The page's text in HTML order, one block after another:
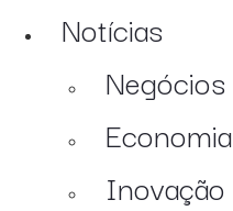
Notícias
Negócios
Economia
Inovação